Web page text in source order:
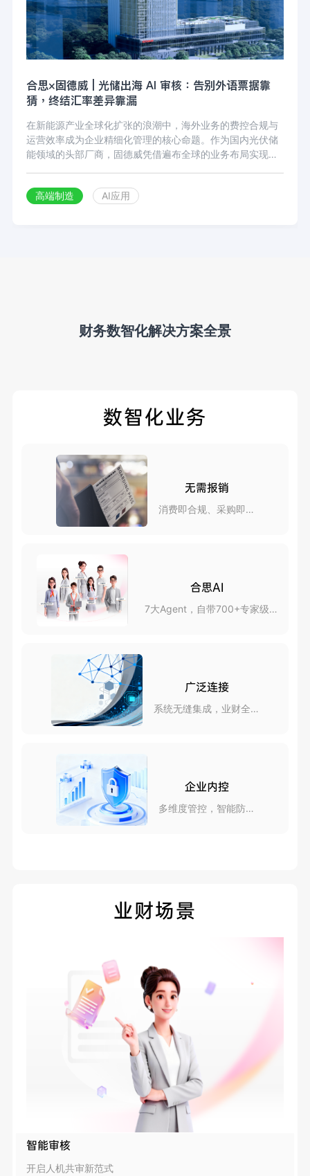
合思×固德威 | 光储出海 AI 审核：告别外语票据靠
猜，终结汇率差异靠漏
在新能源产业全球化扩张的浪潮中，海外业务的费控合规与
运营效率成为企业精细化管理的核心命题。作为国内光伏储
能领域的头部厂商，固德威凭借遍布全球的业务布局实现高
点。2025 年，固德威联合合思落地 AI 智能审核项目，将 AI
高端制造 AI应用
财务数智化解决方案全景
数智化业务
无需报销
消费即合规、采购即报
合思AI
7大Agent，自带700+专家级
广泛连接
系统无缝集成，业财全互
企业内控
多维度管控，智能防风
业财场景
智能审核
开启人机共审新范式